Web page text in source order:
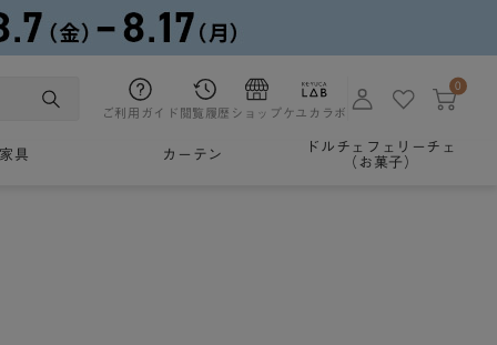
ご利用ガイド 閲覧履歴 ショップケユカラボ
0
家具 カーテン
ドルチェフェリーチェ
（お菓子）